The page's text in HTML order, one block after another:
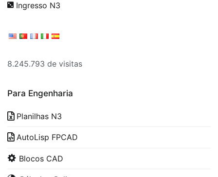
Ingresso N3
8.245.793 de visitas
Para Engenharia
Planilhas N3
AutoLisp FPCAD
Blocos CAD